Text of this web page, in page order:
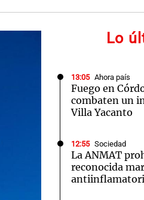
Lo
13:05 Ahora país
Fuego en
combaten un
Villa Yacanto
12:55 Sociedad
La ANMAT
reconocida